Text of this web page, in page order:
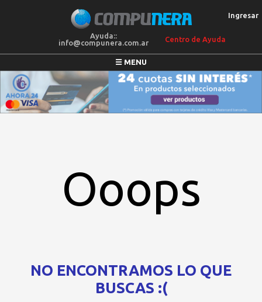
Ayuda::
info@compunera.com.ar
Centro de Ayuda
Ingresar
☰ MENU
COLCHONES
SILLONES
Ooops
NO ENCONTRAMOS LO QUE
BUSCAS :(